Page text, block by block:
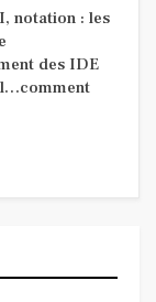
notation : les
des IDE